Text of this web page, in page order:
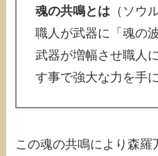
魂の共鳴とは （ソウ
職人が武器に「魂の
武器が増幅させ職人
す事で強大な力を手
この魂の共鳴により森羅